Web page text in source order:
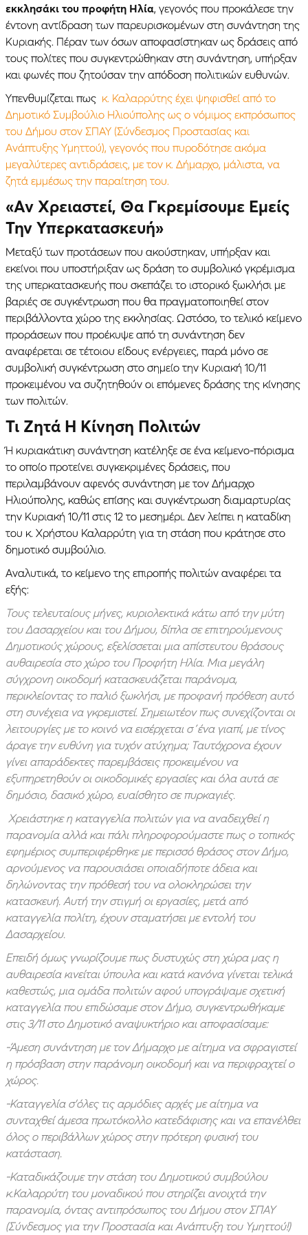
εκκλησάκι του προφήτη Ηλία, γεγονός που προκάλεσε την
έντονη αντίδραση των παρευρισκομένων στη συνάντηση της
Κυριακής. Πέραν των όσων αποφασίστηκαν ως δράσεις από
τους πολίτες που συγκεντρώθηκαν στη συνάντηση, υπήρξαν
και φωνές που ζητούσαν την απόδοση πολιτικών ευθυνών.
Yπενθυμίζεται πως κ. Καλαρρύτης έχει ψηφισθεί από το
Δημοτικό Συμβούλιο Ηλιούπολης ως ο νόμιμος εκπρόσωπος
του Δήμου στον ΣΠΑΥ (Σύνδεσμος Προστασίας και
Ανάπτυξης Υμηττού), γεγονός που πυροδότησε ακόμα
μεγαλύτερες αντιδράσεις, με τον κ. Δήμαρχο, μάλιστα, να
ζητά εμμέσως την παραίτηση του.
«Αν Χρειαστεί, Θα Γκρεμίσουμε Εμείς
Την Υπερκατασκευή»
Μεταξύ των προτάσεων που ακούστηκαν, υπήρξαν και
εκείνοι που υποστήριξαν ως δράση το συμβολικό γκρέμισμα
της υπερκατασκευής που σκεπάζει το ιστορικό ξωκλήσι με
βαριές σε συγκέντρωση που θα πραγματοποιηθεί στον
περιβάλλοντα χώρο της εκκλησίας. Ωστόσο, το τελικό κείμενο
προράσεων που προέκυψε από τη συνάντηση δεν
αναφέρεται σε τέτοιου είδους ενέργειες, παρά μόνο σε
συμβολική συγκέντρωση στο σημείο την Κυριακή 10/11
προκειμένου να συζητηθούν οι επόμενες δράσης της κίνησης
των πολιτών.
Τι Ζητά Η Κίνηση Πολιτών
Ή κυριακάτικη συνάντηση κατέληξε σε ένα κείμενο-πόρισμα
το οποίο προτείνει συγκεκριμένες δράσεις, που
περιλαμβάνουν αφενός συνάντηση με τον Δήμαρχο
Ηλιούπολης, καθώς επίσης και συγκέντρωση διαμαρτυρίας
την Κυριακή 10/11 στις 12 το μεσημέρι. Δεν λείπει η καταδίκη
του κ. Χρήστου Καλαρρύτη για τη στάση που κράτησε στο
δημοτικό συμβούλιο.
Αναλυτικά, το κείμενο της επιροπής πολιτών αναφέρει τα
εξής:
Τους τελευταίους μήνες, κυριολεκτικά κάτω από την μύτη
του Δασαρχείου και του Δήμου, δίπλα σε επιτηρούμενους
Δημοτικούς χώρους, εξελίσσεται μια απίστευτου θράσους
αυθαιρεσία στο χώρο του Προφήτη Ηλία. Μια μεγάλη
σύγχρονη οικοδομή κατασκευάζεται παράνομα,
περικλείοντας το παλιό ξωκλήσι, με προφανή πρόθεση αυτό
στη συνέχεια να γκρεμιστεί. Σημειωτέον πως συνεχίζονται οι
λειτουργίες με το κοινό να εισέρχεται σ΄ένα γιαπί, με τίνος
άραγε την ευθύνη για τυχόν ατύχημα; Ταυτόχρονα έχουν
γίνει απαράδεκτες παρεμβάσεις προκειμένου να
εξυπηρετηθούν οι οικοδομικές εργασίες και όλα αυτά σε
δημόσιο, δασικό χώρο, ευαίσθητο σε πυρκαγιές.
Χρειάστηκε η καταγγελία πολιτών για να αναδειχθεί η
παρανομία αλλά και πάλι πληροφορούμαστε πως ο τοπικός
εφημέριος συμπεριφέρθηκε με περισσό θράσος στον Δήμο,
αρνούμενος να παρουσιάσει οποιαδήποτε άδεια και
δηλώνοντας την πρόθεσή του να ολοκληρώσει την
κατασκευή. Αυτή την στιγμή οι εργασίες, μετά από
καταγγελία πολίτη, έχουν σταματήσει με εντολή του
Δασαρχείου.
Επειδή όμως γνωρίζουμε πως δυστυχώς στη χώρα μας η
αυθαιρεσία κινείται ύπουλα και κατά κανόνα γίνεται τελικά
καθεστώς, μια ομάδα πολιτών αφού υπογράψαμε σχετική
καταγγελία που επιδώσαμε στον Δήμο, συγκεντρωθήκαμε
στις 3/11 στο Δημοτικό αναψυκτήριο και αποφασίσαμε:
-Άμεση συνάντηση με τον Δήμαρχο με αίτημα να σφραγιστεί
η πρόσβαση στην παράνομη οικοδομή και να περιφραχτεί ο
χώρος.
-Καταγγελία σ’όλες τις αρμόδιες αρχές με αίτημα να
συνταχθεί άμεσα πρωτόκολλο κατεδάφισης και να επανέλθει
όλος ο περιβάλλων χώρος στην πρότερη φυσική του
κατάσταση.
-Καταδικάζουμε την στάση του Δημοτικού συμβούλου
κ.Καλαρρύτη του μοναδικού που στηρίζει ανοιχτά την
παρανομία, όντας αντιπρόσωπος του Δήμου στον ΣΠΑΥ
(Σύνδεσμος για την Προστασία και Ανάπτυξη του Υμηττού!)